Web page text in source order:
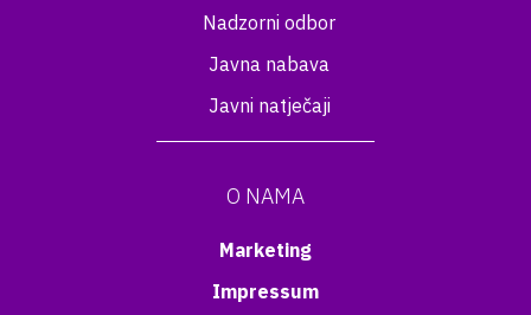
Nadzorni odbor
Javna nabava
Javni natječaji
O NAMA
Marketing
Impressum